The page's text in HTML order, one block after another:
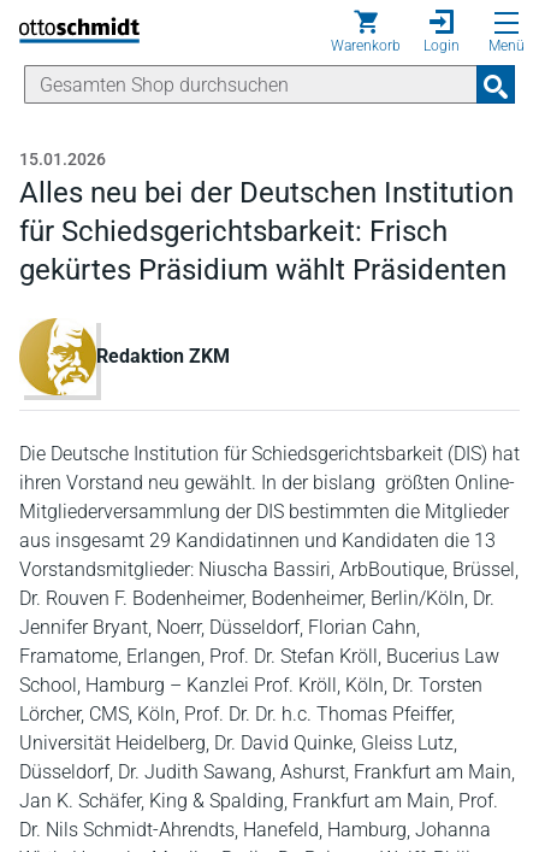
Direkt zum Inhalt
Warenkorb Login Menü
15.01.2026
Alles neu bei der Deutschen Institution
für Schiedsgerichtsbarkeit: Frisch
gekürtes Präsidium wählt Präsidenten
Redaktion ZKM
Die Deutsche Institution für Schiedsgerichtsbarkeit (DIS) hat
ihren Vorstand neu gewählt. In der bislang größten Online-
Mitgliederversammlung der DIS bestimmten die Mitglieder
aus insgesamt 29 Kandidatinnen und Kandidaten die 13
Vorstandsmitglieder: Niuscha Bassiri, ArbBoutique, Brüssel,
Dr. Rouven F. Bodenheimer, Bodenheimer, Berlin/Köln, Dr.
Jennifer Bryant, Noerr, Düsseldorf, Florian Cahn,
Framatome, Erlangen, Prof. Dr. Stefan Kröll, Bucerius Law
School, Hamburg – Kanzlei Prof. Kröll, Köln, Dr. Torsten
Lörcher, CMS, Köln, Prof. Dr. Dr. h.c. Thomas Pfeiffer,
Universität Heidelberg, Dr. David Quinke, Gleiss Lutz,
Düsseldorf, Dr. Judith Sawang, Ashurst, Frankfurt am Main,
Jan K. Schäfer, King & Spalding, Frankfurt am Main, Prof.
Dr. Nils Schmidt-Ahrendts, Hanefeld, Hamburg, Johanna